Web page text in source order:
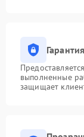
выполненные
защищает